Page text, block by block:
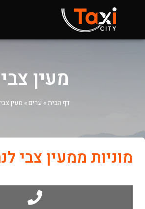
מעין צבי
דף הבית» ערים » מעין צבי
מוניות ממעין צבי